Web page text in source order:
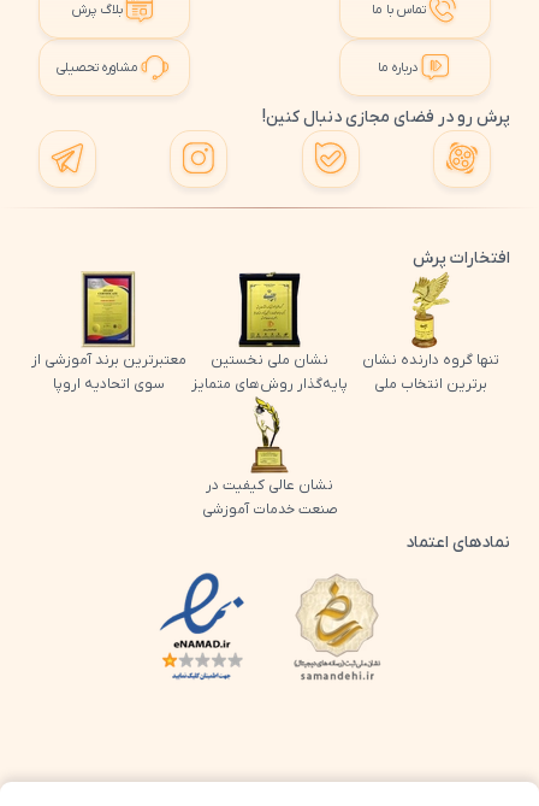
تماس با ما بلاگ پرش
درباره ما مشاوره تحصیلی
پرش رو در فضای مجازی دنبال کنین!
افتخارات پرش
تنها گروه دارنده نشان
برترین انتخاب ملی
نشان ملی نخستین
پایه‌گذار روش‌های متمایز
معتبرترین برند آموزشی از
سوی اتحادیه اروپا
نشان عالی کیفیت در
صنعت خدمات آموزشی
نمادهای اعتماد
لوگو اینماد پرش